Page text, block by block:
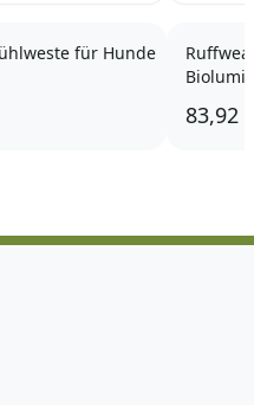
für Hunde
83,92